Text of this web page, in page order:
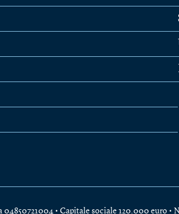
• Capitale sociale 120.000 euro •